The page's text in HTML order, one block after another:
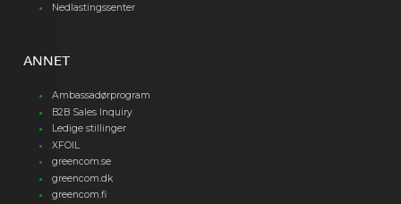
Nedlastingssenter
ANNET
Ambassadørprogram
B2B Sales Inquiry
Ledige stillinger
XFOIL
greencom.se
greencom.dk
greencom.fi